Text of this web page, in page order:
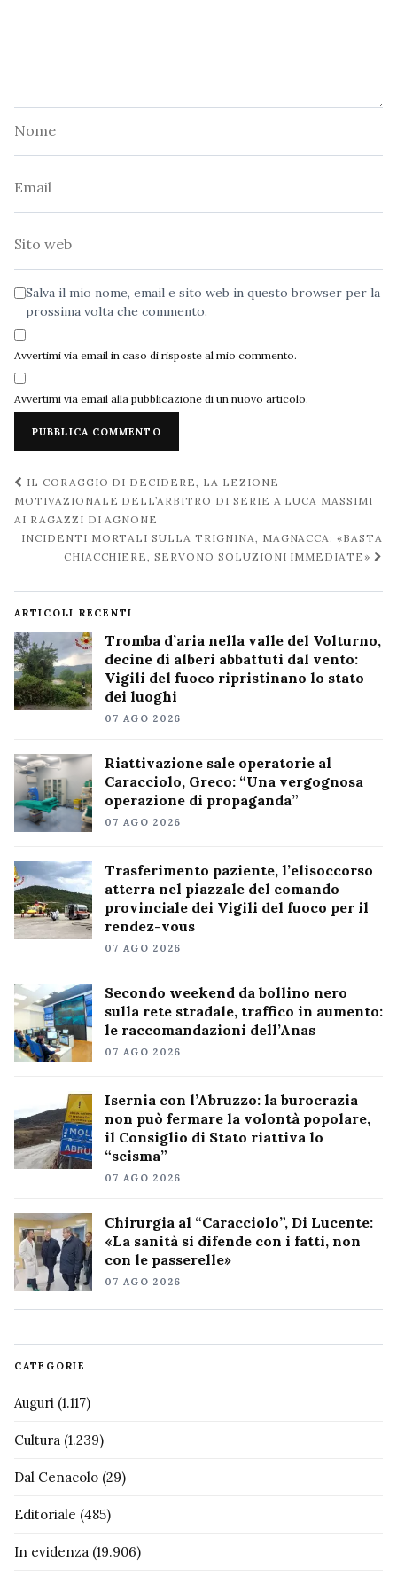
Salva il mio nome, email e sito web in questo browser per la
prossima volta che commento.
Avvertimi via email in caso di risposte al mio commento.
Avvertimi via email alla pubblicazione di un nuovo articolo.
Navigazione
post
IL CORAGGIO DI DECIDERE, LA LEZIONE
MOTIVAZIONALE DELL’ARBITRO DI SERIE A LUCA MASSIMI
AI RAGAZZI DI AGNONE
INCIDENTI MORTALI SULLA TRIGNINA, MAGNACCA: «BASTA
CHIACCHIERE, SERVONO SOLUZIONI IMMEDIATE»
ARTICOLI RECENTI
Tromba d’aria nella valle del Volturno,
decine di alberi abbattuti dal vento:
Vigili del fuoco ripristinano lo stato
dei luoghi
07 AGO 2026
Riattivazione sale operatorie al
Caracciolo, Greco: “Una vergognosa
operazione di propaganda”
07 AGO 2026
Trasferimento paziente, l’elisoccorso
atterra nel piazzale del comando
provinciale dei Vigili del fuoco per il
rendez-vous
07 AGO 2026
Secondo weekend da bollino nero
sulla rete stradale, traffico in aumento:
le raccomandazioni dell’Anas
07 AGO 2026
Isernia con l’Abruzzo: la burocrazia
non può fermare la volontà popolare,
il Consiglio di Stato riattiva lo
“scisma”
07 AGO 2026
Chirurgia al “Caracciolo”, Di Lucente:
«La sanità si difende con i fatti, non
con le passerelle»
07 AGO 2026
CATEGORIE
Auguri (1.117)
Cultura (1.239)
Dal Cenacolo (29)
Editoriale (485)
In evidenza (19.906)